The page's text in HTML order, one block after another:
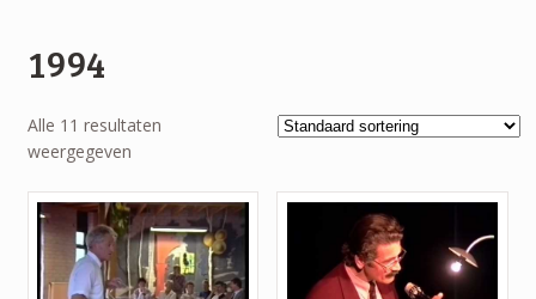
1994
Alle 11 resultaten
weergegeven